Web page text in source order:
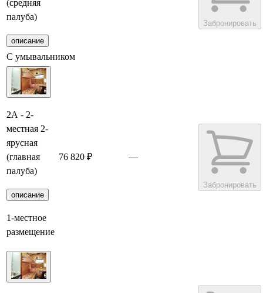
(средняя
палуба)
описание
Забронировать
С умывальником
2А - 2-
местная 2-
ярусная
(главная
палуба)
описание
1-местное
размещение
76 820 ₽ —
Забронировать